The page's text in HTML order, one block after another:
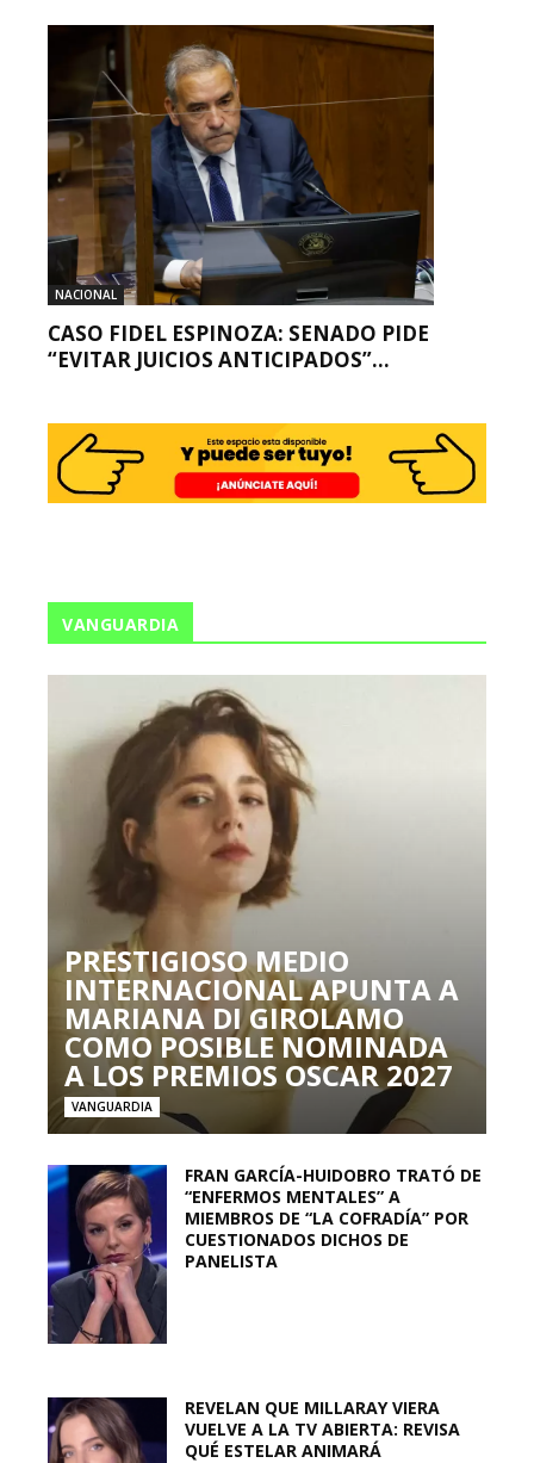
NACIONAL
CASO FIDEL ESPINOZA: SENADO PIDE
“EVITAR JUICIOS ANTICIPADOS”...
VANGUARDIA
PRESTIGIOSO MEDIO
INTERNACIONAL APUNTA A
MARIANA DI GIROLAMO
COMO POSIBLE NOMINADA
A LOS PREMIOS OSCAR 2027
VANGUARDIA
FRAN GARCÍA-HUIDOBRO TRATÓ DE
“ENFERMOS MENTALES” A
MIEMBROS DE “LA COFRADÍA” POR
CUESTIONADOS DICHOS DE
PANELISTA
REVELAN QUE MILLARAY VIERA
VUELVE A LA TV ABIERTA: REVISA
QUÉ ESTELAR ANIMARÁ